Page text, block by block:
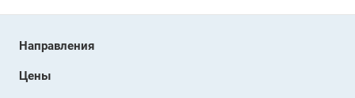
Направления
Цены